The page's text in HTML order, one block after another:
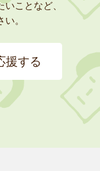
ことなど、
。
援する